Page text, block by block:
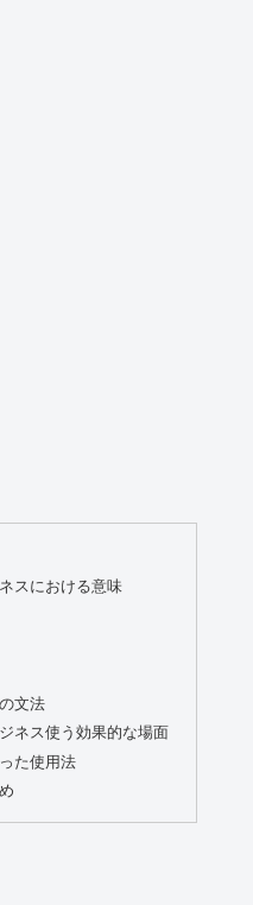
スにおける意味
文法
ネス使う効果的な場面
た使用法